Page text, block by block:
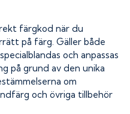
färgkod när du
på färg. Gäller både
och anpassas
på grund av den unika
om
och övriga tillbehör